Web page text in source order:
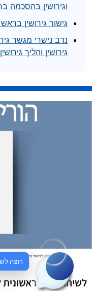
וגירושין בהסכמה
גישור גירושין
נדב נישרי מגשר
גירושין והליך
לשיחת ייעוץ
רוצה